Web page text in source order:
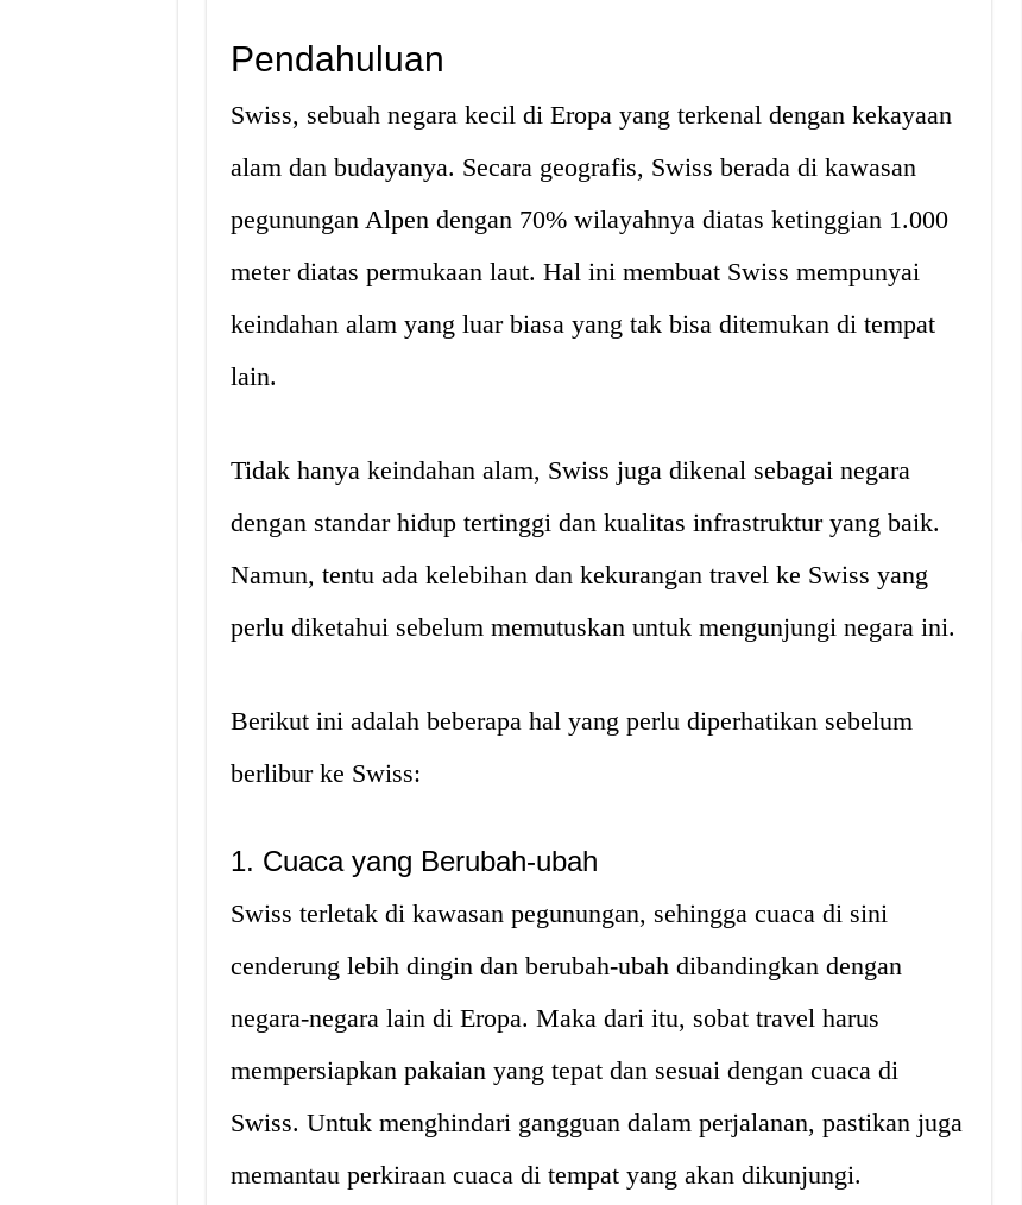
Pendahuluan
Swiss, sebuah negara kecil di Eropa yang terkenal dengan kekayaan
alam dan budayanya. Secara geografis, Swiss berada di kawasan
pegunungan Alpen dengan 70% wilayahnya diatas ketinggian 1.000
meter diatas permukaan laut. Hal ini membuat Swiss mempunyai
keindahan alam yang luar biasa yang tak bisa ditemukan di tempat
lain.
Tidak hanya keindahan alam, Swiss juga dikenal sebagai negara
dengan standar hidup tertinggi dan kualitas infrastruktur yang baik.
Namun, tentu ada kelebihan dan kekurangan travel ke Swiss yang
perlu diketahui sebelum memutuskan untuk mengunjungi negara ini.
Berikut ini adalah beberapa hal yang perlu diperhatikan sebelum
berlibur ke Swiss:
1. Cuaca yang Berubah-ubah
Swiss terletak di kawasan pegunungan, sehingga cuaca di sini
cenderung lebih dingin dan berubah-ubah dibandingkan dengan
negara-negara lain di Eropa. Maka dari itu, sobat travel harus
mempersiapkan pakaian yang tepat dan sesuai dengan cuaca di
Swiss. Untuk menghindari gangguan dalam perjalanan, pastikan juga
memantau perkiraan cuaca di tempat yang akan dikunjungi.